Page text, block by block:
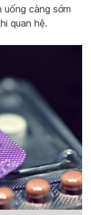
uống càng sớm
quan hệ.